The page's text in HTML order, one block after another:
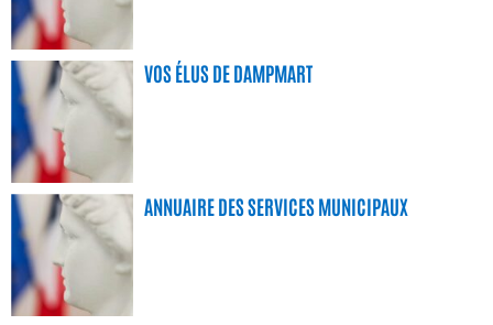
VOS ÉLUS DE DAMPMART
ANNUAIRE DES SERVICES MUNICIPAUX